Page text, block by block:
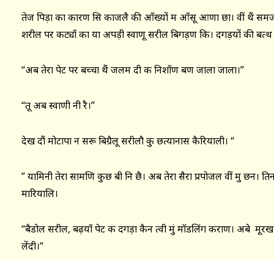
तेज पिड़ा का कारण सि काजलै की आँख्यों म आँसू आणा छा। वीं थैं समज
शरील पर कट्याँ का या अपड़ी स्वाणू सरील बिगड़ण कि। दगड़यों की
“अब तेरा पेट पर बच्चा थैं जलम दी क निशाँण बण जाला जाला।”
“तू अब स्वाणी नी रै।”
देख दौं मोटापा न सरू बिग्रैलू सरीलौ कु छत्यानास कैरियाली। “
” यामिनी तेरा सामणि कुछ बी नि छै। अब तेरा सैरा प्रपोजल वीं मु छन।
मारियालि।
“बैडोल सरील, बढ़याँ पेट क दगड़ा कैन त्वी मुं मॉडलिंग कराण। अबे मूरख !
लेंदी।”